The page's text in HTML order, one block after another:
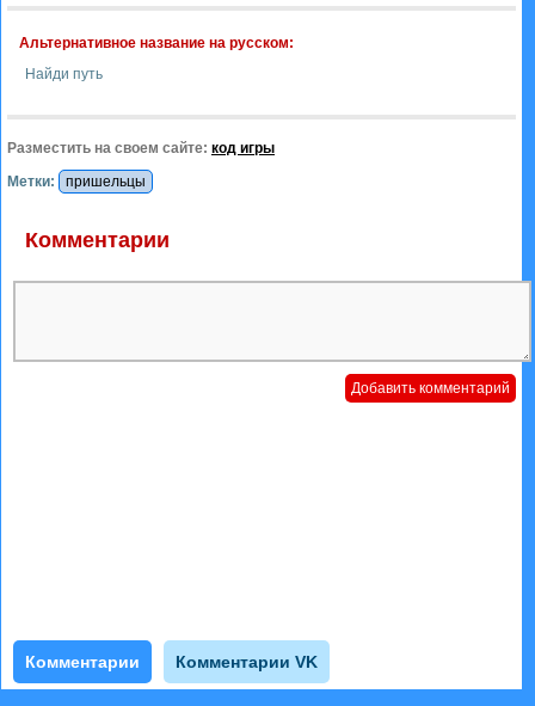
Альтернативное название на русском:
Найди путь
Разместить на своем сайте: код игры
Метки:
пришельцы
Комментарии
Комментарии Комментарии VK